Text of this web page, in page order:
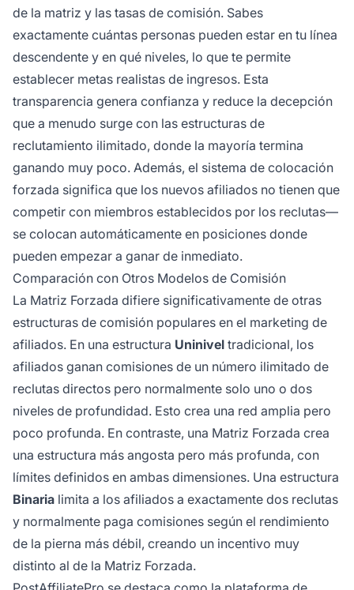
de la matriz y las tasas de comisión. Sabes
exactamente cuántas personas pueden estar en tu línea
descendente y en qué niveles, lo que te permite
establecer metas realistas de ingresos. Esta
transparencia genera confianza y reduce la decepción
que a menudo surge con las estructuras de
reclutamiento ilimitado, donde la mayoría termina
ganando muy poco. Además, el sistema de colocación
forzada significa que los nuevos afiliados no tienen que
competir con miembros establecidos por los reclutas—
se colocan automáticamente en posiciones donde
pueden empezar a ganar de inmediato.
Comparación con Otros Modelos de Comisión
La Matriz Forzada difiere significativamente de otras
estructuras de comisión populares en el marketing de
afiliados. En una estructura Uninivel tradicional, los
afiliados ganan comisiones de un número ilimitado de
reclutas directos pero normalmente solo uno o dos
niveles de profundidad. Esto crea una red amplia pero
poco profunda. En contraste, una Matriz Forzada crea
una estructura más angosta pero más profunda, con
límites definidos en ambas dimensiones. Una estructura
Binaria limita a los afiliados a exactamente dos reclutas
y normalmente paga comisiones según el rendimiento
de la pierna más débil, creando un incentivo muy
distinto al de la Matriz Forzada.